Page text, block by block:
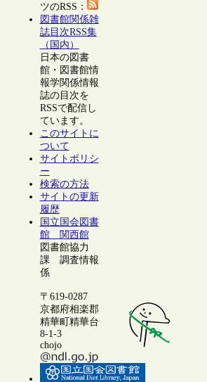
ツのRSS：
図書館関係雑
誌目次RSS集
（国内）
日本の図書
館・図書館情
報学関係情報
誌の目次を
RSSで配信し
ています。
このサイトに
ついて
サイトポリシ
ー
検索の方法
サイトの更新
履歴
国立国会図書
館 関西館
図書館協力
課 調査情報
係
〒619-0287
京都府相楽郡
精華町精華台
8-1-3
chojo